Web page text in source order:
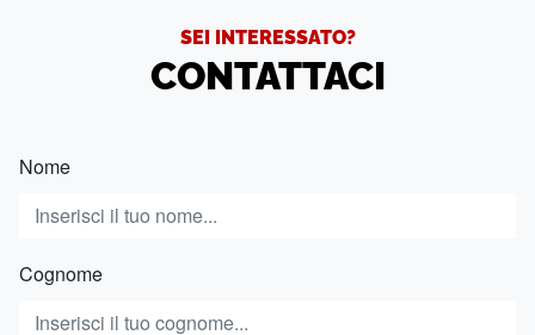
SEI INTERESSATO?
CONTATTACI
Nome
Cognome